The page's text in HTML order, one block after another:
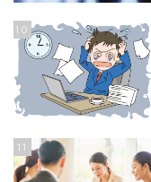
10
11